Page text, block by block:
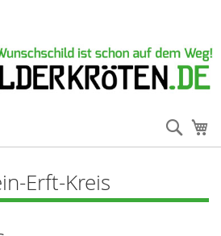
Erft-Kreis